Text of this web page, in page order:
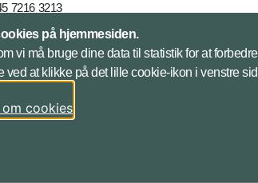
7216 3213
på hjemmesiden.
vi må bruge dine data til statistik for at
ved at klikke på det lille cookie-ikon i venstre
cookies